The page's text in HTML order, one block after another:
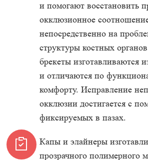
и помогают восстановить
окклюзионное
непосредственно на
структуры костных
брекеты изготавливаются
и отличаются по
комфорту. Исправление
окклюзии достигается с
фиксируемых в пазах.
Капы и элайнеры
прозрачного полимерного